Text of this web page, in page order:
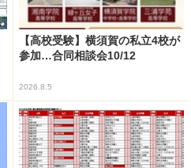
【高校受験】横須賀の私立4校が
参加…合同相談会10/12
2026.8.5